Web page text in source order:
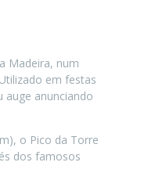
Madeira, num
em festas
auge anunciando
o Pico da Torre
dos famosos